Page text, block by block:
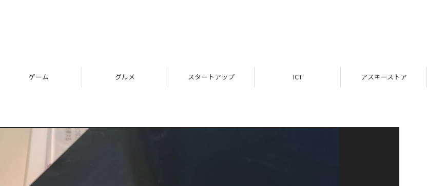
ゲーム グルメ スタートアップ ICT アスキーストア